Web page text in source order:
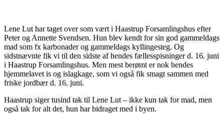
Lene Lut har taget over som vært i Haastrup Forsamlingshus efter
Peter og Annette Svendsen. Hun blev kendt for sin god gammeldags
mad som fx karbonader og gammeldags kyllingesteg. Og
sidstnævnte fik vi til den sidste af hendes fællesspisninger d. 16. juni
i Haastrup Forsamlingshus. Men mest berømt er nok hendes
hjemmelavet is og islagkage, som vi også fik smagt sammen med
friske jordbær d. 16. juni.
Haastrup siger tusind tak til Lene Lut – ikke kun tak for mad, men
også tak for alt det, hun har bidraget med i byen.